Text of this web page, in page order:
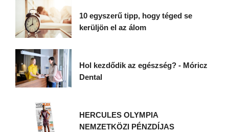
10 egyszerű tipp, hogy téged se
kerüljön el az álom
Hol kezdődik az egészség? - Móricz
Dental
HERCULES OLYMPIA
NEMZETKÖZI PÉNZDÍJAS